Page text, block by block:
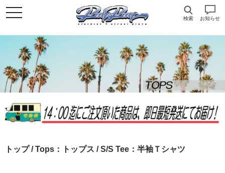
検索 お知らせ
トップ/Tops：トップス / S/S Tee：半袖Ｔシャツ